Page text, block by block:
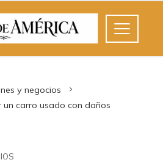
y negocios
carro usado con daños